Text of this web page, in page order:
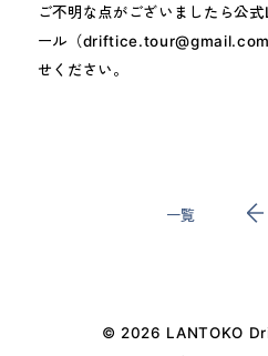
ご不明な点がございましたら公
ール（driftice.tour@gmail.com
せください。
一覧
© 2026 LANTOKO